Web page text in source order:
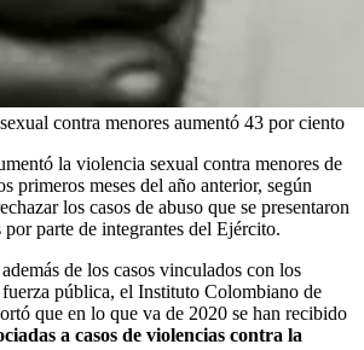
contra menores aumentó 43 por ciento
la violencia sexual contra menores de
primeros meses del año anterior, según
los casos de abuso que se presentaron
parte de integrantes del Ejército.
de los casos vinculados con los
pública, el Instituto Colombiano de
que en lo que va de 2020 se han recibido
a casos de violencias contra la